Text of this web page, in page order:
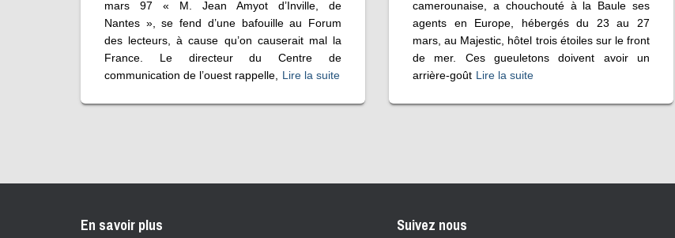
mars 97 « M. Jean Amyot d’Inville, de
Nantes », se fend d’une bafouille au Forum
des lecteurs, à cause qu’on causerait mal la
France. Le directeur du Centre de
communication de l’ouest rappelle,
Lire la suite
camerounaise, a chouchouté à la Baule ses
agents en Europe, hébergés du 23 au 27
mars, au Majestic, hôtel trois étoiles sur le front
de mer. Ces gueuletons doivent avoir un
arrière-goût Lire la suite
En savoir plus Suivez nous